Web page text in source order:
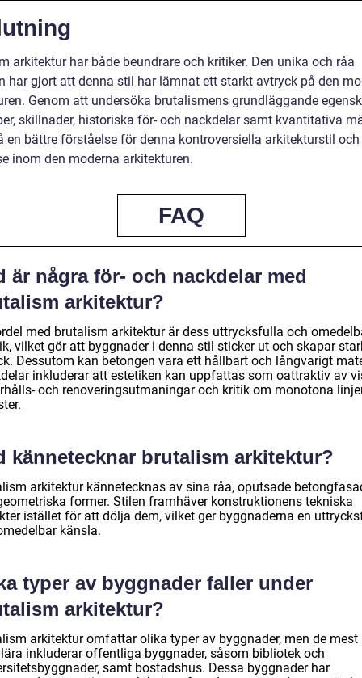
arkitektur har både beundrare och kritiker. Den unika och råa
har gjort att denna stil har lämnat ett starkt avtryck på den
Genom att undersöka brutalismens grundläggande
skillnader, historiska för- och nackdelar samt kvantitativa
en bättre förståelse för denna kontroversiella arkitekturstil och
inom den moderna arkitekturen.
FAQ
är några för- och nackdelar med
arkitektur?
med brutalism arkitektur är dess uttrycksfulla och
vilket gör att byggnader i denna stil sticker ut och skapar
Dessutom kan betongen vara ett hållbart och långvarigt
inkluderar att estetiken kan uppfattas som oattraktiv av
och renoveringsutmaningar och kritik om monotona
kännetecknar brutalism arkitektur?
arkitektur kännetecknas av sina råa, oputsade
former. Stilen framhäver konstruktionens tekniska
istället för att dölja dem, vilket ger byggnaderna en
känsla.
typer av byggnader faller under
arkitektur?
arkitektur omfattar olika typer av byggnader, men de mest
inkluderar offentliga byggnader, såsom bibliotek och
samt bostadshus. Dessa byggnader har